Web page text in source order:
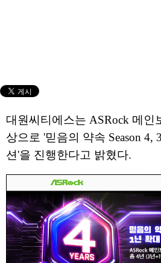
대원씨티에스는 ASRock 메인
상으로 '믿음의 약속 Season 4,
션'을 진행한다고 밝혔다.